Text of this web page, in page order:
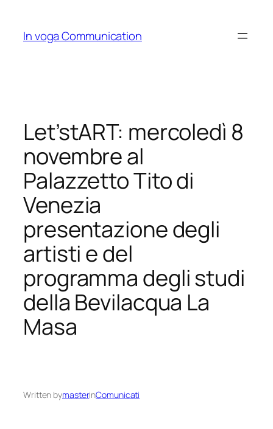
content
In voga Communication
Let’stART: mercoledì 8
novembre al
Palazzetto Tito di
Venezia
presentazione degli
artisti e del
programma degli studi
della Bevilacqua La
Masa
Written bymasterinComunicati